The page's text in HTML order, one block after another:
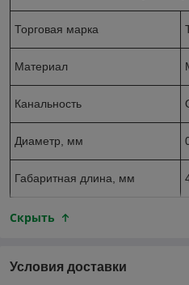
Торговая марка
Материал
Канальность
Диаметр, мм
Габаритная длина, мм
Скрыть
Условия доставки